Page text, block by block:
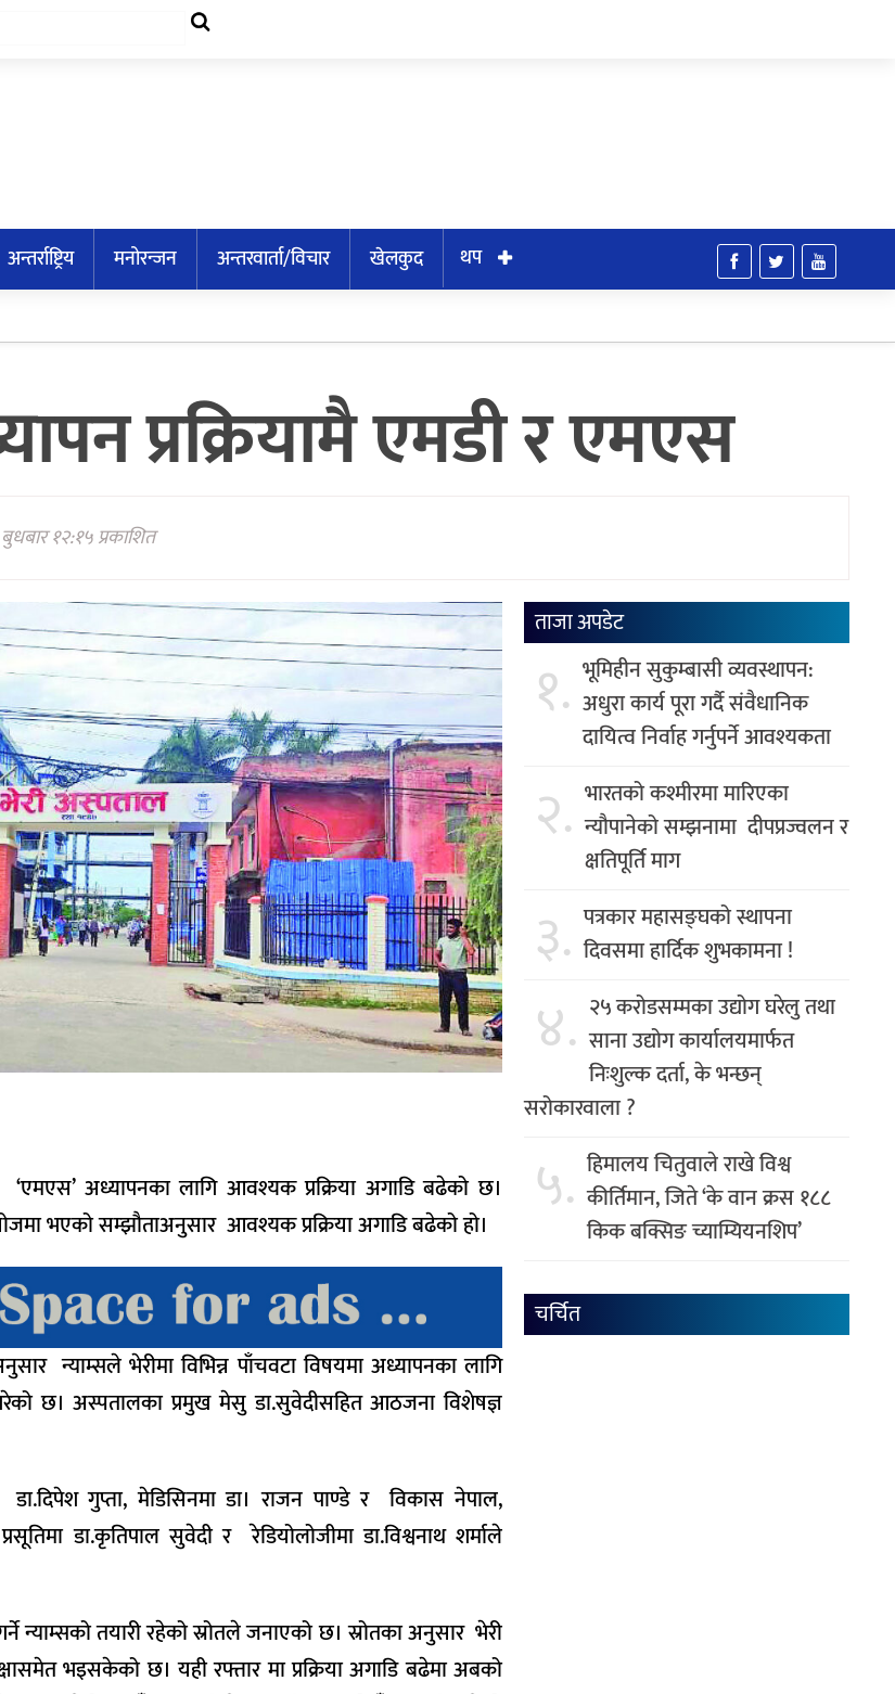
अन्तर्राष्ट्रिय मनोरन्जन अन्तरवार्ता/विचार खेलकुद
थप
प्रक्रियामै एमडी र एमएस
१२:१५ प्रकाशित
अध्यापनका लागि आवश्यक प्रक्रिया अगाडि बढेको छ।
भएको सम्झौताअनुसार आवश्यक प्रक्रिया अगाडि बढेको हो।
न्याम्सले भेरीमा विभिन्न पाँचवटा विषयमा अध्यापनका लागि
छ। अस्पतालका प्रमुख मेसु डा.सुवेदीसहित आठजना विशेषज्ञ
गुप्ता, मेडिसिनमा डा। राजन पाण्डे र विकास नेपाल,
डा.कृतिपाल सुवेदी र रेडियोलोजीमा डा.विश्वनाथ शर्माले
तयारी रहेको स्रोतले जनाएको छ। स्रोतका अनुसार भेरी
भइसकेको छ। यही रफ्तार मा प्रक्रिया अगाडि बढेमा अबको
ताजा अपडेट
१. भूमिहीन सुकुम्बासी व्यवस्थापन:
अधुरा कार्य पूरा गर्दै संवैधानिक
दायित्व निर्वाह गर्नुपर्ने आवश्यकता
२. भारतको कश्मीरमा मारिएका
न्यौपानेको सम्झनामा दीपप्रज्वलन र
क्षतिपूर्ति माग
३. पत्रकार महासङ्घको स्थापना
दिवसमा हार्दिक शुभकामना !
४. २५ करोडसम्मका उद्योग घरेलु तथा
साना उद्योग कार्यालयमार्फत
निःशुल्क दर्ता, के भन्छन्
सरोकारवाला ?
५. हिमालय चितुवाले राखे विश्व
कीर्तिमान, जिते ‘के वान क्रस १८८
किक बक्सिङ च्याम्यियनशिप’
चर्चित